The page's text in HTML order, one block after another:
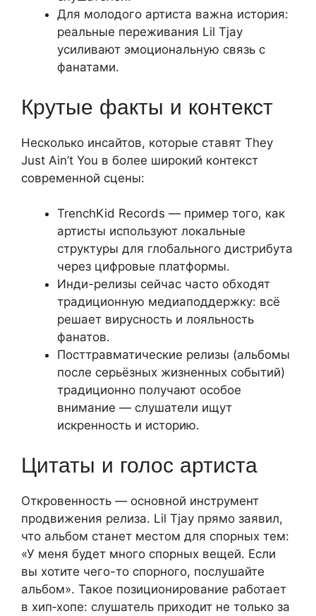
Для молодого артиста важна история:
реальные переживания Lil Tjay
усиливают эмоциональную связь с
фанатами.
Крутые факты и контекст
Несколько инсайтов, которые ставят They
Just Ain’t You в более широкий контекст
современной сцены:
TrenchKid Records — пример того, как
артисты используют локальные
структуры для глобального дистрибута
через цифровые платформы.
Инди-релизы сейчас часто обходят
традиционную медиаподдержку: всё
решает вирусность и лояльность
фанатов.
Посттравматические релизы (альбомы
после серьёзных жизненных событий)
традиционно получают особое
внимание — слушатели ищут
искренность и историю.
Цитаты и голос артиста
Откровенность — основной инструмент
продвижения релиза. Lil Tjay прямо заявил,
что альбом станет местом для спорных тем:
«У меня будет много спорных вещей. Если
вы хотите чего-то спорного, послушайте
альбом». Такое позиционирование работает
в хип‑хопе: слушатель приходит не только за